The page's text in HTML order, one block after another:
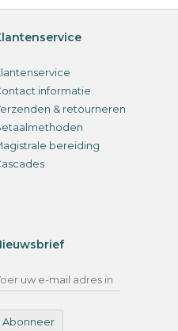
informatie
& retourneren
bereiding
Abonneer